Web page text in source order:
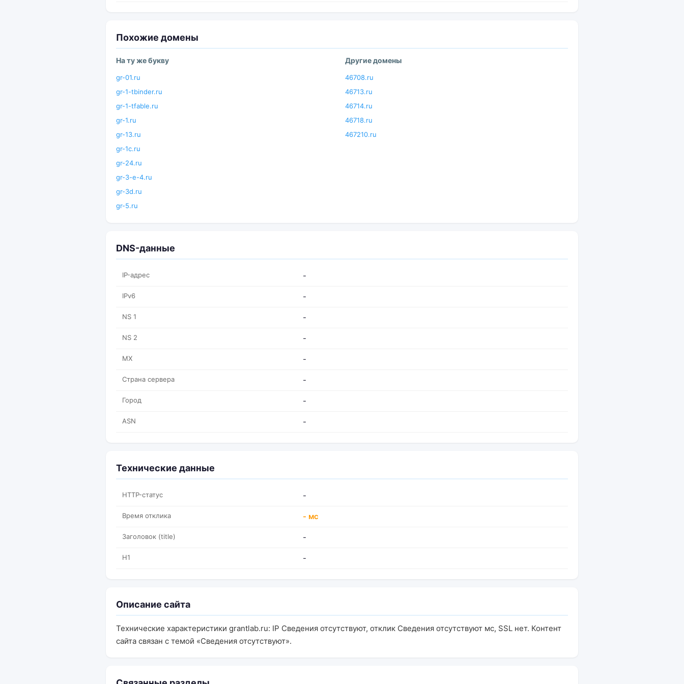
Похожие домены
На ту же букву
gr-01.ru
gr-1-tbinder.ru
gr-1-tfable.ru
gr-1.ru
gr-13.ru
gr-1c.ru
gr-24.ru
gr-3-e-4.ru
gr-3d.ru
gr-5.ru
Другие домены
46708.ru
46713.ru
46714.ru
46718.ru
467210.ru
DNS-данные
IP-адрес -
IPv6 -
NS 1 -
NS 2 -
MX -
Страна сервера -
Город -
ASN -
Технические данные
HTTP-статус -
Время отклика - мс
Заголовок (title) -
H1 -
Описание сайта
Технические характеристики grantlab.ru: IP Сведения отсутствуют, отклик Сведения отсутствуют мс, SSL нет. Контент
сайта связан с темой «Сведения отсутствуют».